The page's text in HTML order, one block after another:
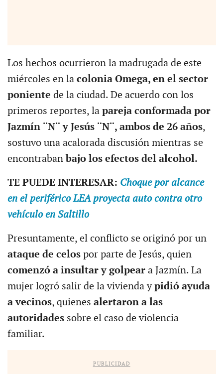
Los hechos ocurrieron la madrugada de este
miércoles en la colonia Omega, en el sector
poniente de la ciudad. De acuerdo con los
primeros reportes, la pareja conformada por
Jazmín ¨N¨ y Jesús ¨N¨, ambos de 26 años,
sostuvo una acalorada discusión mientras se
encontrabanbajo los efectos del alcohol.
TE PUEDE INTERESAR: Choque por alcance
en el periférico LEA proyecta auto contra otro
vehículo en Saltillo
Presuntamente, el conflicto se originó por un
ataque de celos por parte de Jesús, quien
comenzó a insultar y golpeara Jazmín. La
mujer logró salir de la vivienda ypidió ayuda
a vecinos, quienes alertaron a las
autoridadessobre el caso de violencia
familiar.
PUBLICIDAD